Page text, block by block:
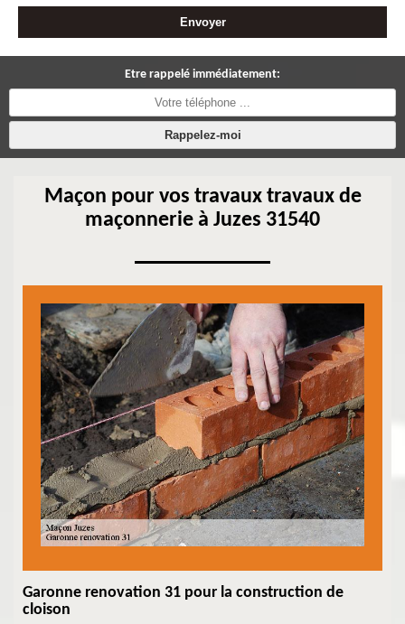
Etre rappelé immédiatement:
Maçon pour vos travaux travaux de
maçonnerie à Juzes 31540
Garonne renovation 31 pour la construction de
cloison